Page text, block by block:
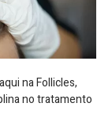
na Follicles,
no tratamento